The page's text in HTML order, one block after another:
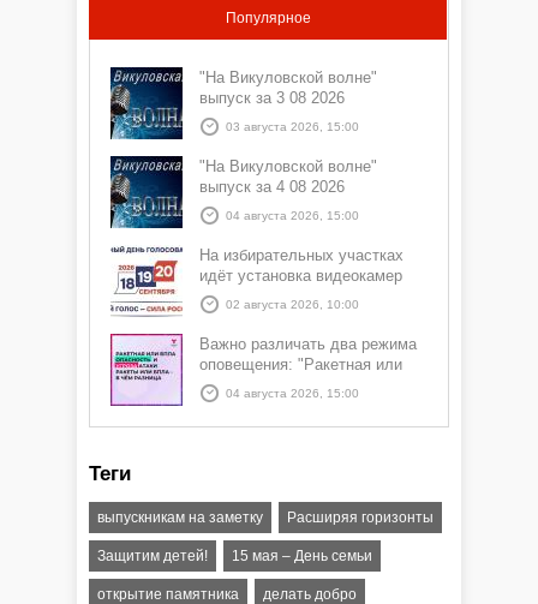
Популярное
"На Викуловской волне"
выпуск за 3 08 2026
03 августа 2026, 15:00
"На Викуловской волне"
выпуск за 4 08 2026
04 августа 2026, 15:00
На избирательных участках
идёт установка видеокамер
02 августа 2026, 10:00
Важно различать два режима
оповещения: "Ракетная или
БПЛА опасность" и "Угроза
атаки ракеты или БПЛА"
04 августа 2026, 15:00
Теги
выпускникам на заметку Расширяя горизонты
Защитим детей! 15 мая – День семьи
открытие памятника делать добро